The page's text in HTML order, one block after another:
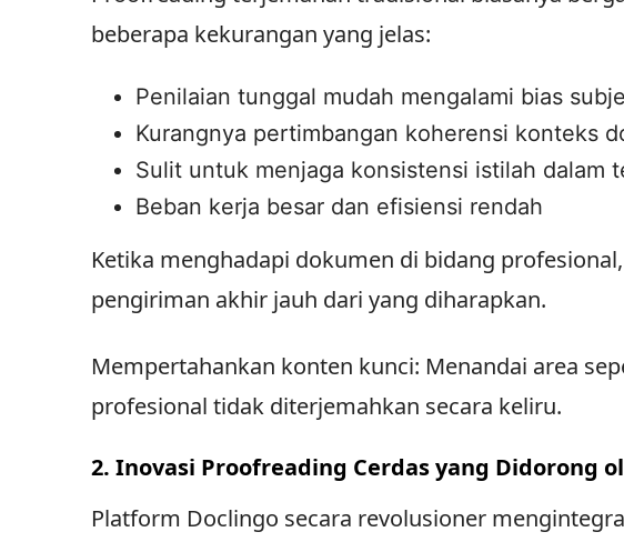
beberapa kekurangan yang jelas:
Penilaian tunggal mudah mengalami bias
Kurangnya pertimbangan koherensi konteks
Sulit untuk menjaga konsistensi istilah dalam
Beban kerja besar dan efisiensi rendah
Ketika menghadapi dokumen di bidang
pengiriman akhir jauh dari yang diharapkan.
Mempertahankan konten kunci: Menandai area
profesional tidak diterjemahkan secara keliru.
2. Inovasi Proofreading Cerdas yang Didorong
Platform Doclingo secara revolusioner